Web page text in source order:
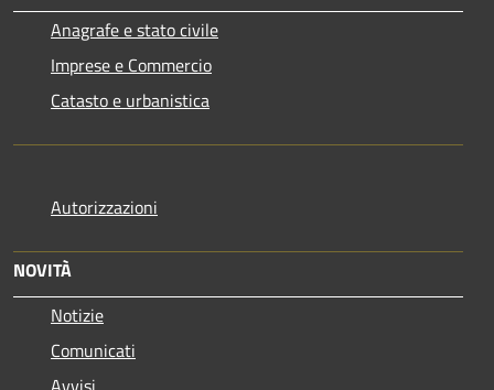
Anagrafe e stato civile
Imprese e Commercio
Catasto e urbanistica
Autorizzazioni
NOVITÀ
Notizie
Comunicati